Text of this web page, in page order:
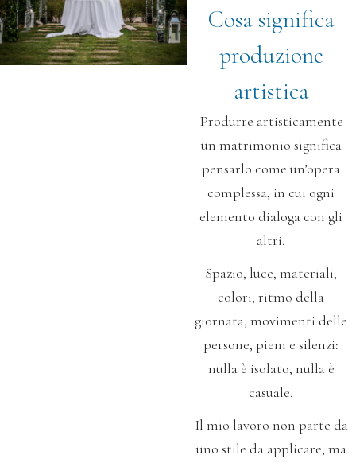
Cosa significa
produzione
artistica
Produrre artisticamente
un matrimonio significa
pensarlo come un’opera
complessa, in cui ogni
elemento dialoga con gli
altri.
Spazio, luce, materiali,
colori, ritmo della
giornata,movimenti delle
persone, pieni e silenzi:
nulla è isolato, nulla è
casuale.
Il mio lavoro non parte da
uno stile da applicare, ma